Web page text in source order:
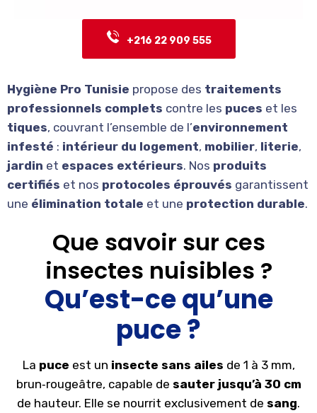
+216 22 909 555
Hygiène Pro Tunisie propose des traitements
professionnels complets contre les puces et les
tiques, couvrant l’ensemble de l’environnement
infesté : intérieur du logement, mobilier, literie,
jardin et espaces extérieurs. Nos produits
certifiés et nos protocoles éprouvés garantissent
une élimination totale et une protection durable.
Que savoir sur ces
insectes nuisibles ?
Qu’est-ce qu’une
puce ?
La puce est un insecte sans ailes de 1 à 3 mm,
brun‑rougeâtre, capable de sauter jusqu’à 30 cm
de hauteur. Elle se nourrit exclusivement de sang.